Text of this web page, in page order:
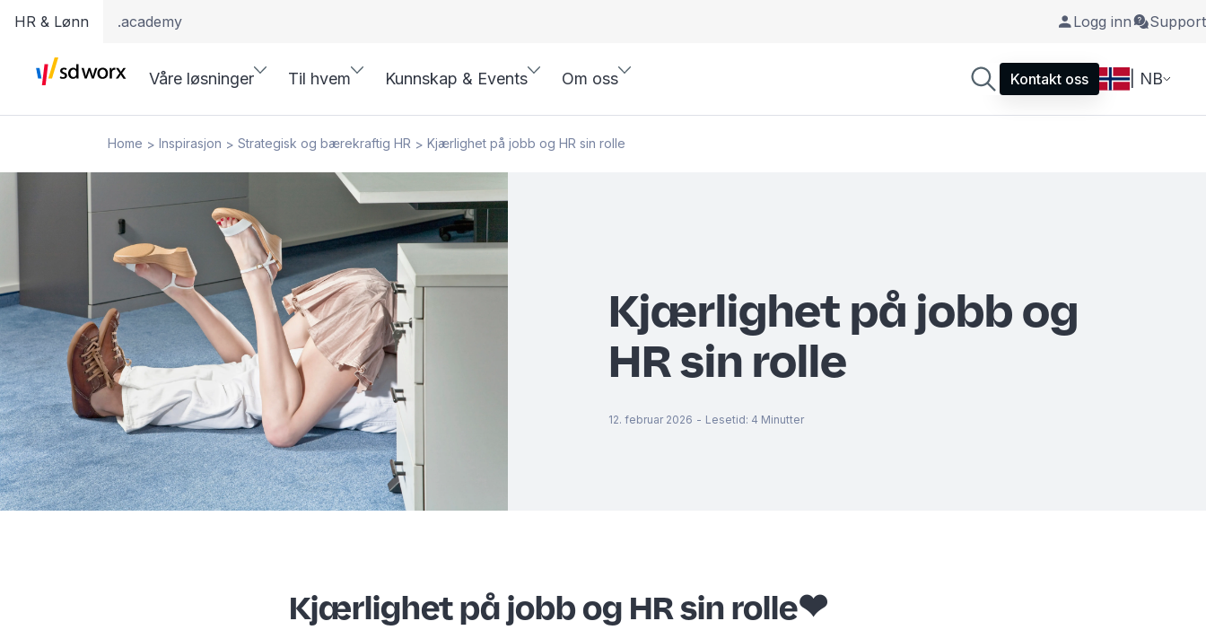
HR & Lønn .academy Logg inn Support
Våre løsninger Til hvem Kunnskap & Events Om oss Kontakt oss | NB
Home > Inspirasjon > Strategisk og bærekraftig HR > Kjærlighet på jobb og HR sin rolle
Kjærlighet på jobb og
HR sin rolle
12. februar 2026 - Lesetid: 4 Minutter
Kjærlighet på jobb og HR sin rolle❤